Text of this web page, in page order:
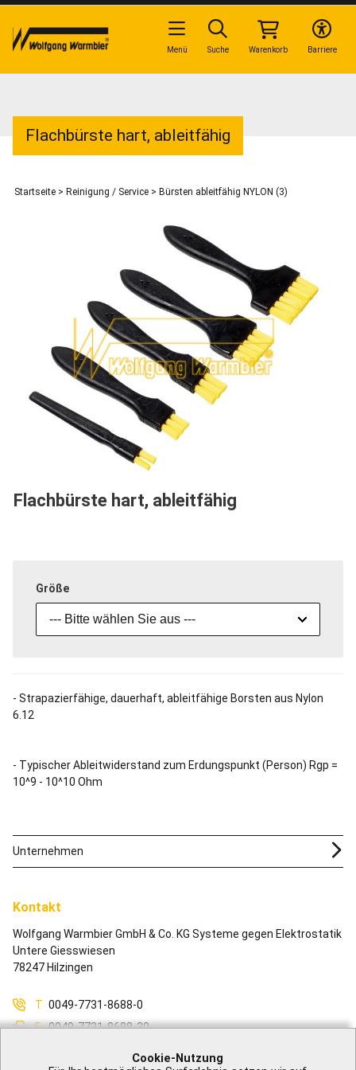
Cookie-Nutzung
Flachbürste hart, ableitfähig
Startseite > Reinigung / Service > Bürsten ableitfähig NYLON (3)
Flachbürste hart, ableitfähig
Größe
--- Bitte wählen Sie aus ---
- Strapazierfähige, dauerhaft, ableitfähige Borsten aus Nylon
6.12
- Typischer Ableitwiderstand zum Erdungspunkt (Person) Rgp =
10^9 - 10^10 Ohm
Kontakt
Wolfgang Warmbier GmbH & Co. KG Systeme gegen Elektrostatik
Untere Giesswiesen
78247 Hilzingen
T 0049-7731-8688-0
F
0049-7731-8688-30
Unternehmen
Barriere
Warenkorb
Suche
Menü